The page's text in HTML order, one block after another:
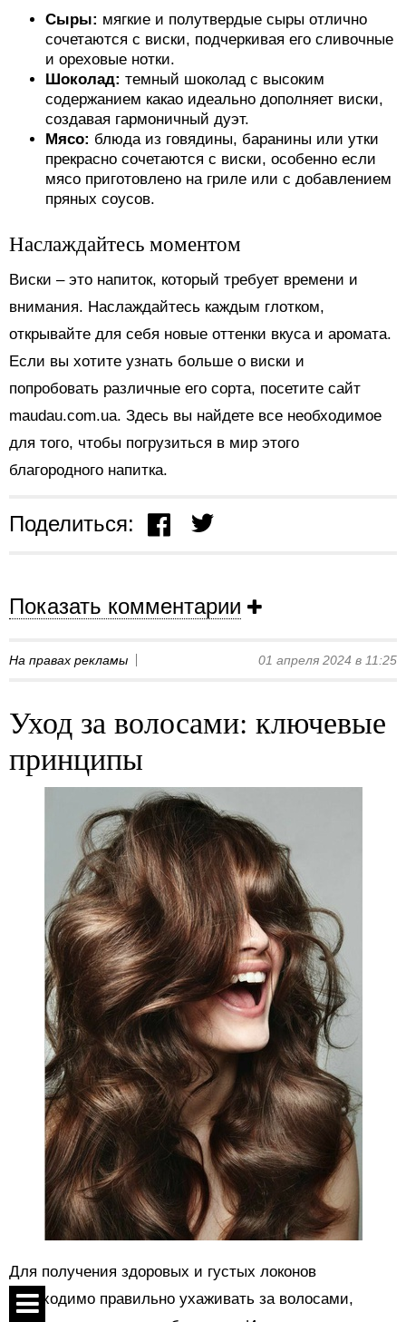
Сыры: мягкие и полутвердые сыры отлично
сочетаются с виски, подчеркивая его сливочные
и ореховые нотки.
Шоколад: темный шоколад с высоким
содержанием какао идеально дополняет виски,
создавая гармоничный дуэт.
Мясо: блюда из говядины, баранины или утки
прекрасно сочетаются с виски, особенно если
мясо приготовлено на гриле или с добавлением
пряных соусов.
Наслаждайтесь моментом
Виски – это напиток, который требует времени и
внимания. Наслаждайтесь каждым глотком,
открывайте для себя новые оттенки вкуса и аромата.
Если вы хотите узнать больше о виски и
попробовать различные его сорта, посетите сайт
maudau.com.ua. Здесь вы найдете все необходимое
для того, чтобы погрузиться в мир этого
благородного напитка.
Поделиться:
Показать комментарии
На правах рекламы 01 апреля 2024 в 11:25
Уход за волосами: ключевые
принципы
Для получения здоровых и густых локонов
необходимо правильно ухаживать за волосами,